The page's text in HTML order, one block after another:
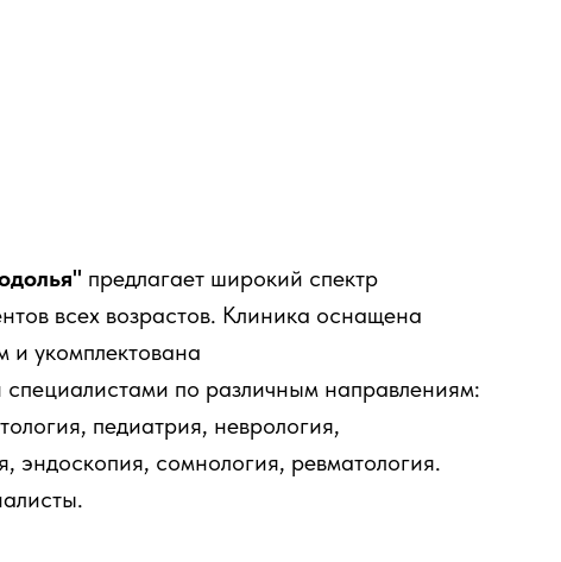
предлагает широкий спектр
всех возрастов. Клиника оснащена
укомплектована
по различным направлениям:
педиатрия, неврология,
эндоскопия, сомнология, ревматология.